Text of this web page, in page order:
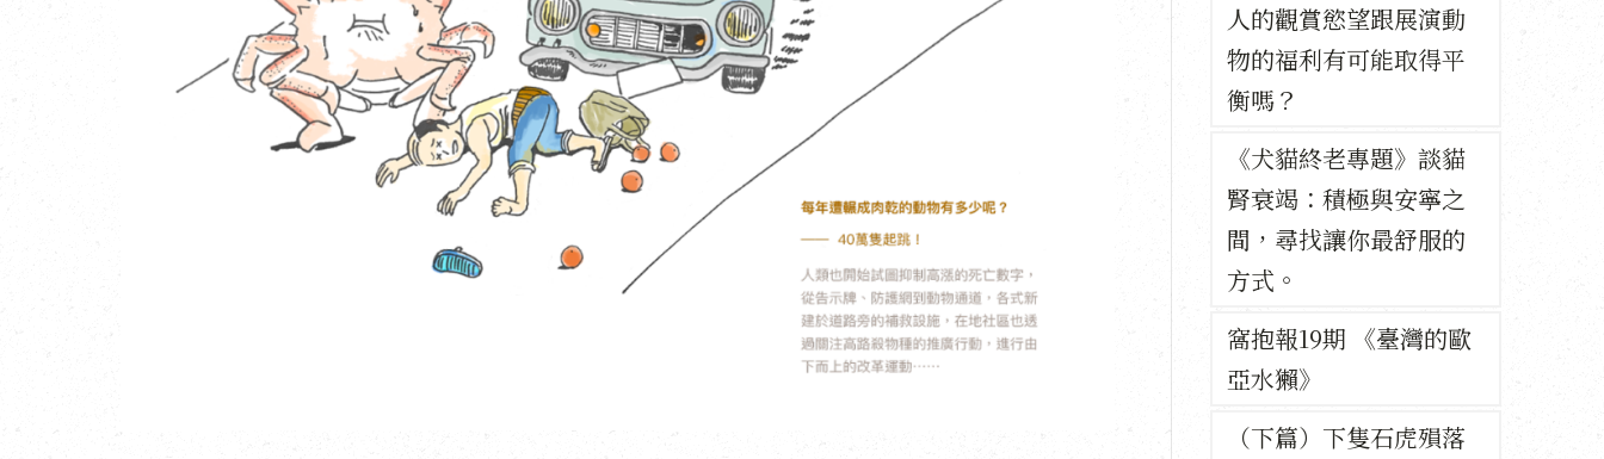
人的觀賞慾望跟展演動
物的福利有可能取得平
衡嗎？
《犬貓終老專題》談貓
腎衰竭：積極與安寧之
間，尋找讓你最舒服的
方式。
窩抱報19期 《臺灣的歐
亞水獺》
（下篇）下隻石虎殞落